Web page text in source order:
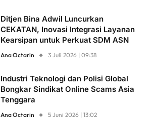
Ditjen Bina Adwil Luncurkan
CEKATAN, Inovasi Integrasi Layanan
Kearsipan untuk Perkuat SDM ASN
Ana Octarin 3 Juli 2026 | 09:38
Industri Teknologi dan Polisi Global
Bongkar Sindikat Online Scams Asia
Tenggara
Ana Octarin 5 Juni 2026 | 13:02